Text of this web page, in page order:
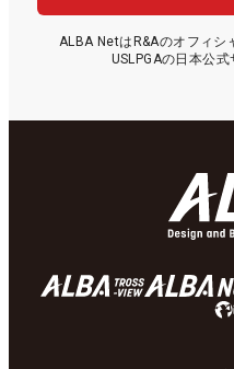
ALBA NetはR&Aのオフィシ
USLPGAの日本公式